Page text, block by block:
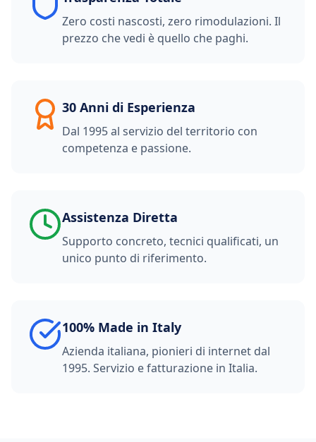
Zero costi nascosti, zero rimodulazioni. Il
prezzo che vedi è quello che paghi.
30 Anni di Esperienza
Dal 1995 al servizio del territorio con
competenza e passione.
Assistenza Diretta
Supporto concreto, tecnici qualificati, un
unico punto di riferimento.
100% Made in Italy
Azienda italiana, pionieri di internet dal
1995. Servizio e fatturazione in Italia.